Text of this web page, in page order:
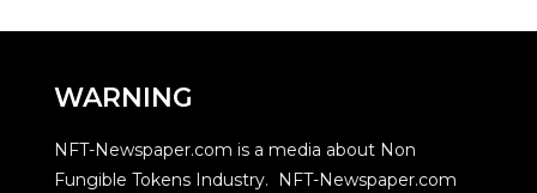
WARNING
NFT-Newspaper.com is a media about Non
Fungible Tokens Industry. NFT-Newspaper.com